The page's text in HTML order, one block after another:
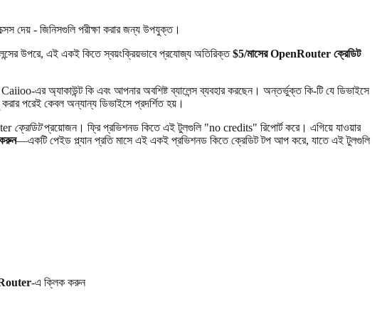
দেয় - জিনিসগুলি পরীক্ষা করার জন্য উপযুক্ত।
উপরে, এই একই কিতে স্বয়ংক্রিয়ভাবে প্রযোজ্য অতিরিক্ত$5/মাসের OpenRouter ক্রেডিট
এর অ্যাকাউন্ট কি এবং আপনার অবশিষ্ট ব্যালেন্স ব্যবহার করছেন। অন্তর্ভুক্ত কি-টি যে ডিভাইসে
পরেই কেবল অন্যান্য ডিভাইসে প্রদর্শিত হয়।
ক্রেডিটপ্রয়োজন। ফ্রি প্রভিশনড কিতে এই টুলগুলি "no credits" রিপোর্ট করে। এগিয়ে যাওয়ার
—একটি পেইড প্ল্যান প্রতি মাসে এই একই প্রভিশনড কিতে ক্রেডিট টপ আপ করে, যাতে এই টুলগুলি
-এ ক্লিক করুন